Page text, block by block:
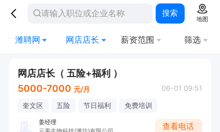
搜索
地图
潍聘网 网店店长 薪资范围 筛选
网店店长（ 五险+福利 ）
5000-7000 元/月 06-01 09:51
奎文区 五险 节日福利 免费培训
姜经理
查看电话